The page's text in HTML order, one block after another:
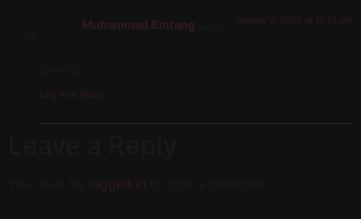
Muhammad Bintang January 2, 2026 at 10:13 pm
Log in to Reply
logged in